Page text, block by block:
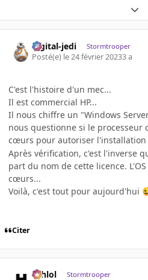
digital-jedi Stormtrooper
Posté(e) le 24 février 20233 a
C'est l'histoire d'un mec...
Il est commercial HP...
Il nous chiffre un "Windows
nous questionne si le processeur
cœurs pour autoriser l'installation
Après vérification, c'est l'inverse
part du nom de cette licence.
cœurs...
Voilà, c'est tout pour aujourd'hui
Citer
ashlol Stormtrooper